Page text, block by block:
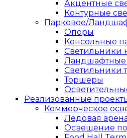
Акцентные
Контурные
Парковое/
Опоры
Консольные
Светильники
Ландшафтные
Светильники
Торшеры
Реализованные
Коммерческое
Ледовая
Освещение